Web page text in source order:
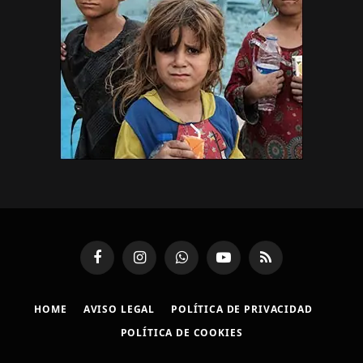
FacebookInstagramWhatsAppYouTubeRSS
HOME AVISO LEGAL
POLÍTICA DE PRIVACIDAD
POLÍTICA DE COOKIES